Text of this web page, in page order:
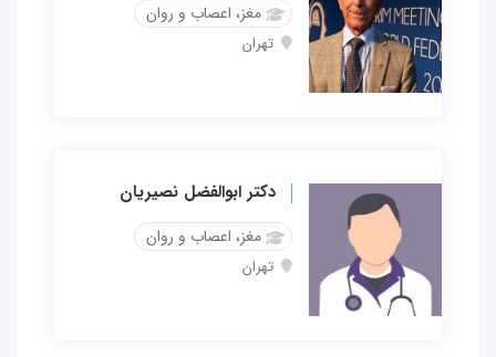
مغز، اعصاب و روان
تهران
دکتر ابوالفضل نصیریان
مغز، اعصاب و روان
تهران